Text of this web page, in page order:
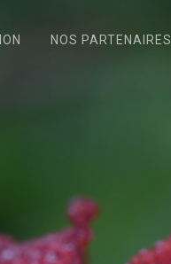
NOS PARTENAIRES